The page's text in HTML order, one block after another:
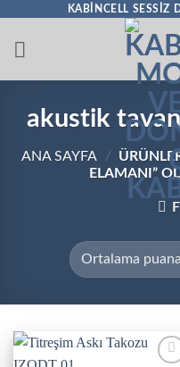
KABINCELL SESSIZ
akustik tavan
ANA SAYFA /
ELAMANI”